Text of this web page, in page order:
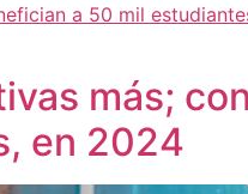
a 50 mil
más;
en 2024